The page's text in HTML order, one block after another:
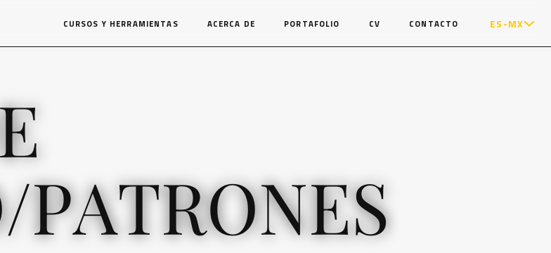
CURSOS Y HERRAMIENTAS ACERCA DE PORTAFOLIO CV CONTACTO ES-MX